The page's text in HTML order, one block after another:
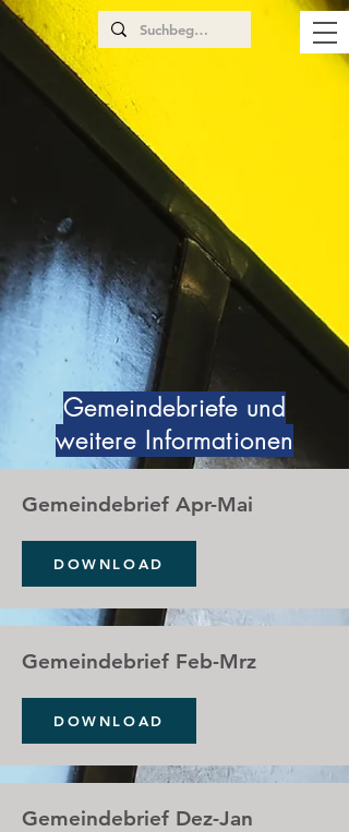
Gemeindebriefe und
weitere Informationen
Gemeindebrief Apr-Mai
DOWNLOAD
Gemeindebrief Feb-Mrz
DOWNLOAD
Gemeindebrief Dez-Jan